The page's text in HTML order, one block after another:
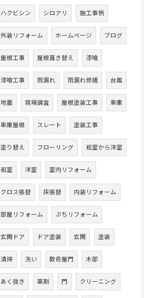
ハクビシン シロアリ 施工事例
外装リフォーム ホームページ ブログ
屋根工事 屋根葺き替え 漆喰
漆喰工事 雨漏れ 雨漏れ修繕 台風
地震 現場調査 屋根塗装工事 車庫
車庫屋根 スレート 塗装工事
塗り替え フローリング 和室から洋室
和室 洋室 室内リフォーム
クロス張替 床張替 内装リフォーム
部屋リフォーム ぷちリフォーム
玄関ドア ドア塗装 玄関 塗装
清掃 洗い 数奇屋門 木部
あく抜き 薬剤 門 クリーニング